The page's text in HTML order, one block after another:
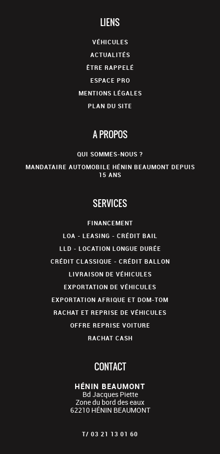
LIENS
VÉHICULES
ACTUALITÉS
ÊTRE RAPPELÉ
ESPACE PRO
MENTIONS LÉGALES
PLAN DU SITE
A PROPOS
QUI SOMMES-NOUS ?
MANDATAIRE AUTOMOBILE HÉNIN BEAUMONT DEPUIS
15 ANS
SERVICES
FINANCEMENT
LOA - LEASING - CRÉDIT BAIL
LLD - LOCATION LONGUE DURÉE
CRÉDIT CLASSIQUE - CRÉDIT BALLON
LIVRAISON DE VÉHICULES
EXPORTATION DE VÉHICULES
EXPORTATION AFRIQUE ET DOM-TOM
RACHAT ET REPRISE DE VÉHICULES
OFFRE REPRISE VOITURE
RACHAT CASH
CONTACT
HÉNIN BEAUMONT
Bd Jacques Piette
Zone du bord des eaux
62210 HÉNIN BEAUMONT
T/ 03 21 13 01 60